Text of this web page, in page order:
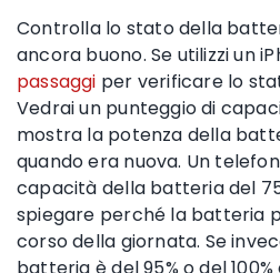
Controlla lo stato della
ancora buono. Se utilizzi un
passaggi per verificare lo
Vedrai un punteggio di
mostra la potenza della
quando era nuova. Un
capacità della batteria del
spiegare perché la batteria
corso della giornata. Se
batteria è del 95% o del